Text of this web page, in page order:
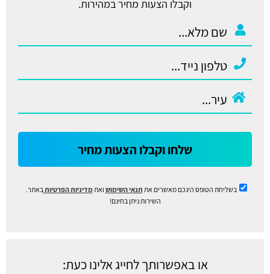
וקבלו הצעות מחיר במהירות.
שלחו וקבלו הצעות מחיר
בשליחת הטופס הינכם מאשרים את תנאי השימוש ואתמדיניות הפרטיותבאתר.
השירות ניתן בחינם!
או באפשרותך לחייג אלינו כעת: